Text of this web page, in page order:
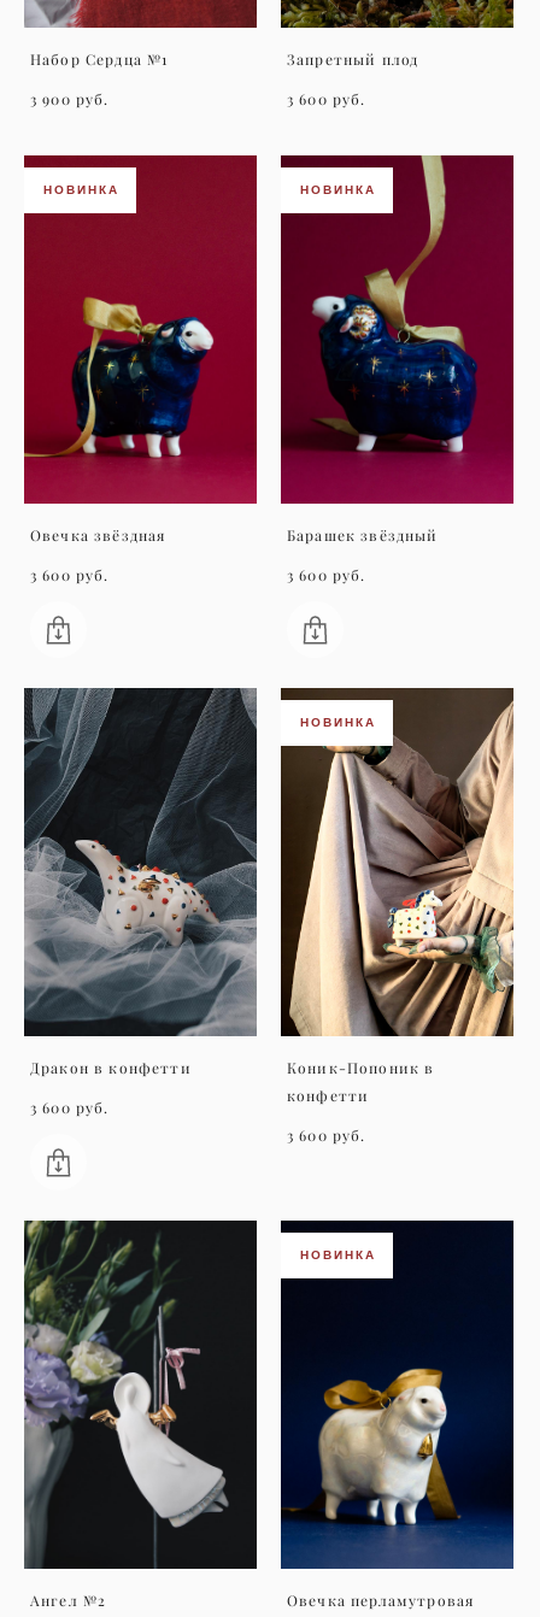
Набор Сердца №1
3 900 pуб.
Запретный плод
3 600 pуб.
НОВИНКА
Овечка звёздная
3 600 pуб.
НОВИНКА
Барашек звёздный
3 600 pуб.
Дракон в конфетти
3 600 pуб.
НОВИНКА
Коник-Попоник в
конфетти
3 600 pуб.
Ангел №2
НОВИНКА
Овечка перламутровая